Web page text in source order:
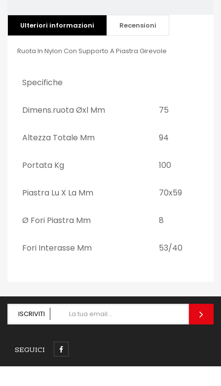
Ulteriori informazioni Recensioni
Ruota In Nylon Con Supporto A Piastra Girevole
Specifiche
Dimens.ruota Øxl Mm 75
Altezza Totale Mm 94
Portata Kg 100
Piastra Lu X La Mm 70x59
Ø Fori Piastra Mm 8
Fori Interasse Mm 53/40
ISCRIVITI
SEGUICI